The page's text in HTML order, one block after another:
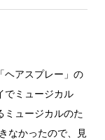
ヘアスプレー」の
でミュージカル
ミュージカルのた
なかったので、見